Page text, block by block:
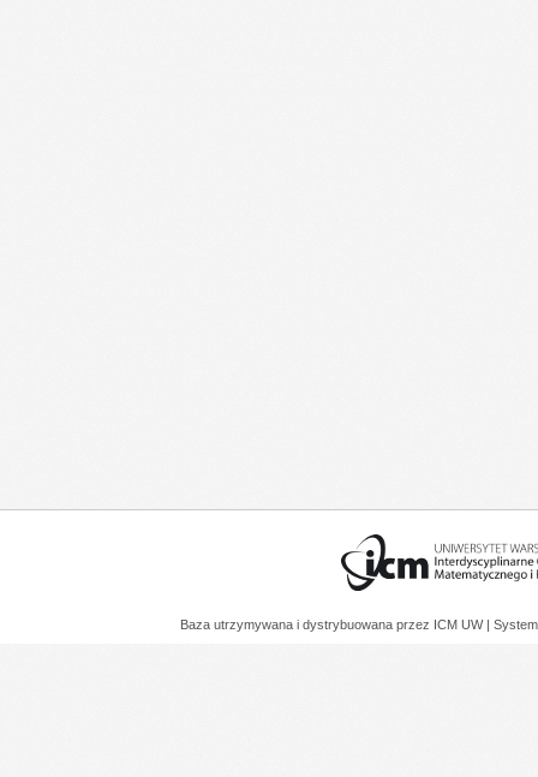
Baza utrzymywana i dystrybuowana przez ICM UW |